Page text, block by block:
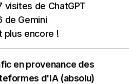
visites de ChatGPT
de Gemini
plus encore !
en provenance des
d'IA (absolu)